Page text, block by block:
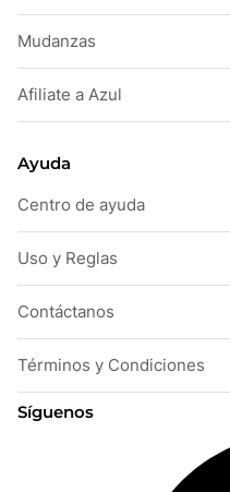
Mudanzas
Afiliate a Azul
Ayuda
Centro de ayuda
Uso y Reglas
Contáctanos
Términos y Condiciones
Síguenos